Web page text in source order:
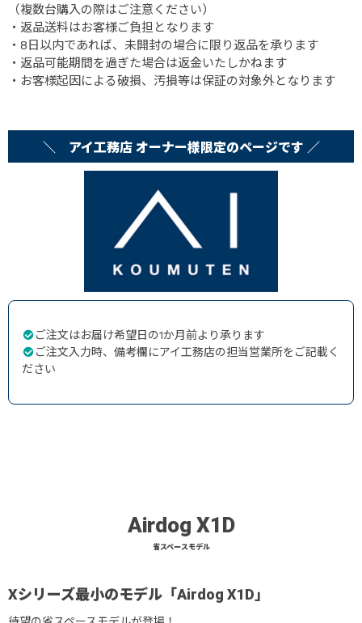
（複数台購入の際はご注意ください）
・返品送料はお客様ご負担となります
・8日以内であれば、未開封の場合に限り返品を承ります
・返品可能期間を過ぎた場合は返金いたしかねます
・お客様起因による破損、汚損等は保証の対象外となります
＼ アイ工務店 オーナー様限定のページです ／
ご注文はお届け希望日の1か月前より承ります
ご注文入力時、備考欄にアイ工務店の担当営業所をご記載く
ださい
Airdog X1D
省スペースモデル
Xシリーズ最小のモデル「Airdog X1D」